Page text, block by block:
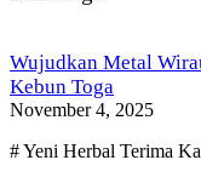
Wujudkan Metal
Kebun Toga
November 4, 2025
# Yeni Herbal Terima